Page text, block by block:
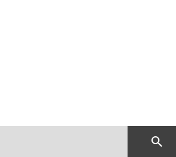
search